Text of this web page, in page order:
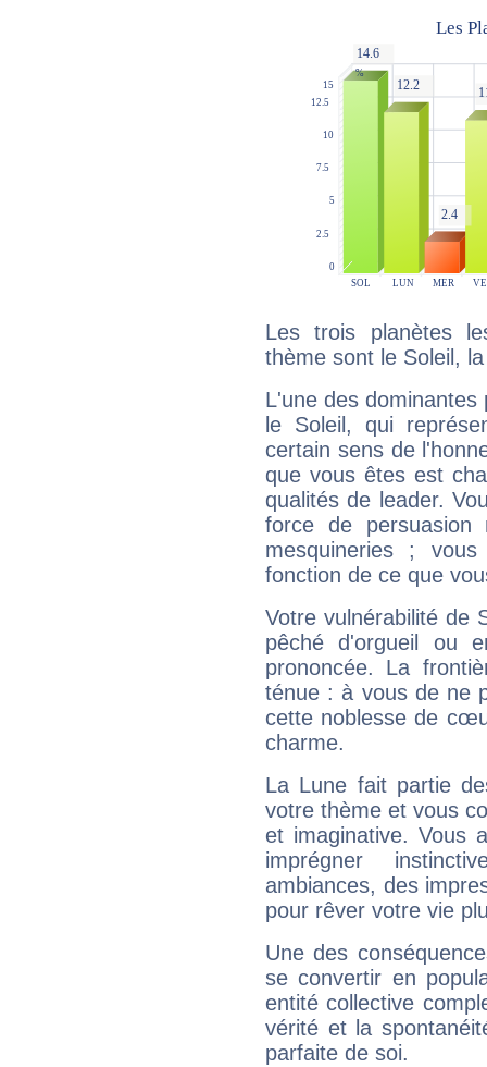
Les trois planètes
thème sont le Soleil,
L'une des
le Soleil, qui
certain sens de
que vous êtes est
qualités de leader.
force de
mesquineries ;
fonction de ce que
Votre vulnérabilité de
pêché d'orgueil ou
prononcée. La
ténue : à vous de ne
cette noblesse de
charme.
La Lune fait partie
votre thème et vous
et imaginative. Vous
imprégner
ambiances, des
pour rêver votre vie
Une des
se convertir en
entité collective
vérité et la
parfaite de soi.